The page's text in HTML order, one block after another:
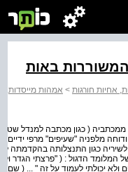
באות
אחיות חורגות > אמהות מייסדות,
( כגון מכתבה למנדל
מלפניה "שעיפים" מרפי ידיים
לשיריה כגון התנצלותה
המלומד הדגול : ( "פרצתי הגדר